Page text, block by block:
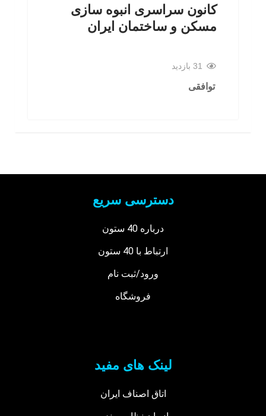
کانون سراسری انبوه سازی
مسکن و ساختمان ایران
31 بازدید
توافقی
دسترسی سریع
درباره 40 ستون
ارتباط با 40 ستون
ورود/ثبت نام
فروشگاه
لینک های مفید
اتاق اصناف ایران